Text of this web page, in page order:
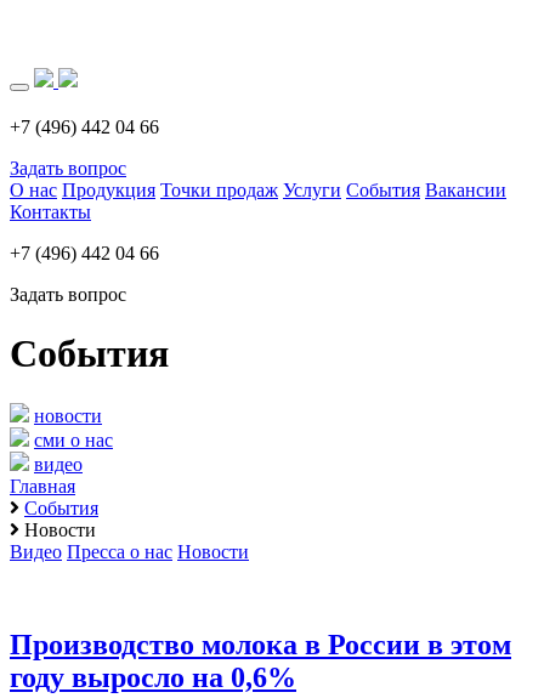
+7 (496) 442 04 66
Задать вопрос
О нас Продукция Точки продаж Услуги События Вакансии
Контакты
+7 (496) 442 04 66
Задать вопрос
События
новости
сми о нас
видео
Главная
События
Новости
Видео Пресса о нас Новости
Производство молока в России в этом
году выросло на 0,6%